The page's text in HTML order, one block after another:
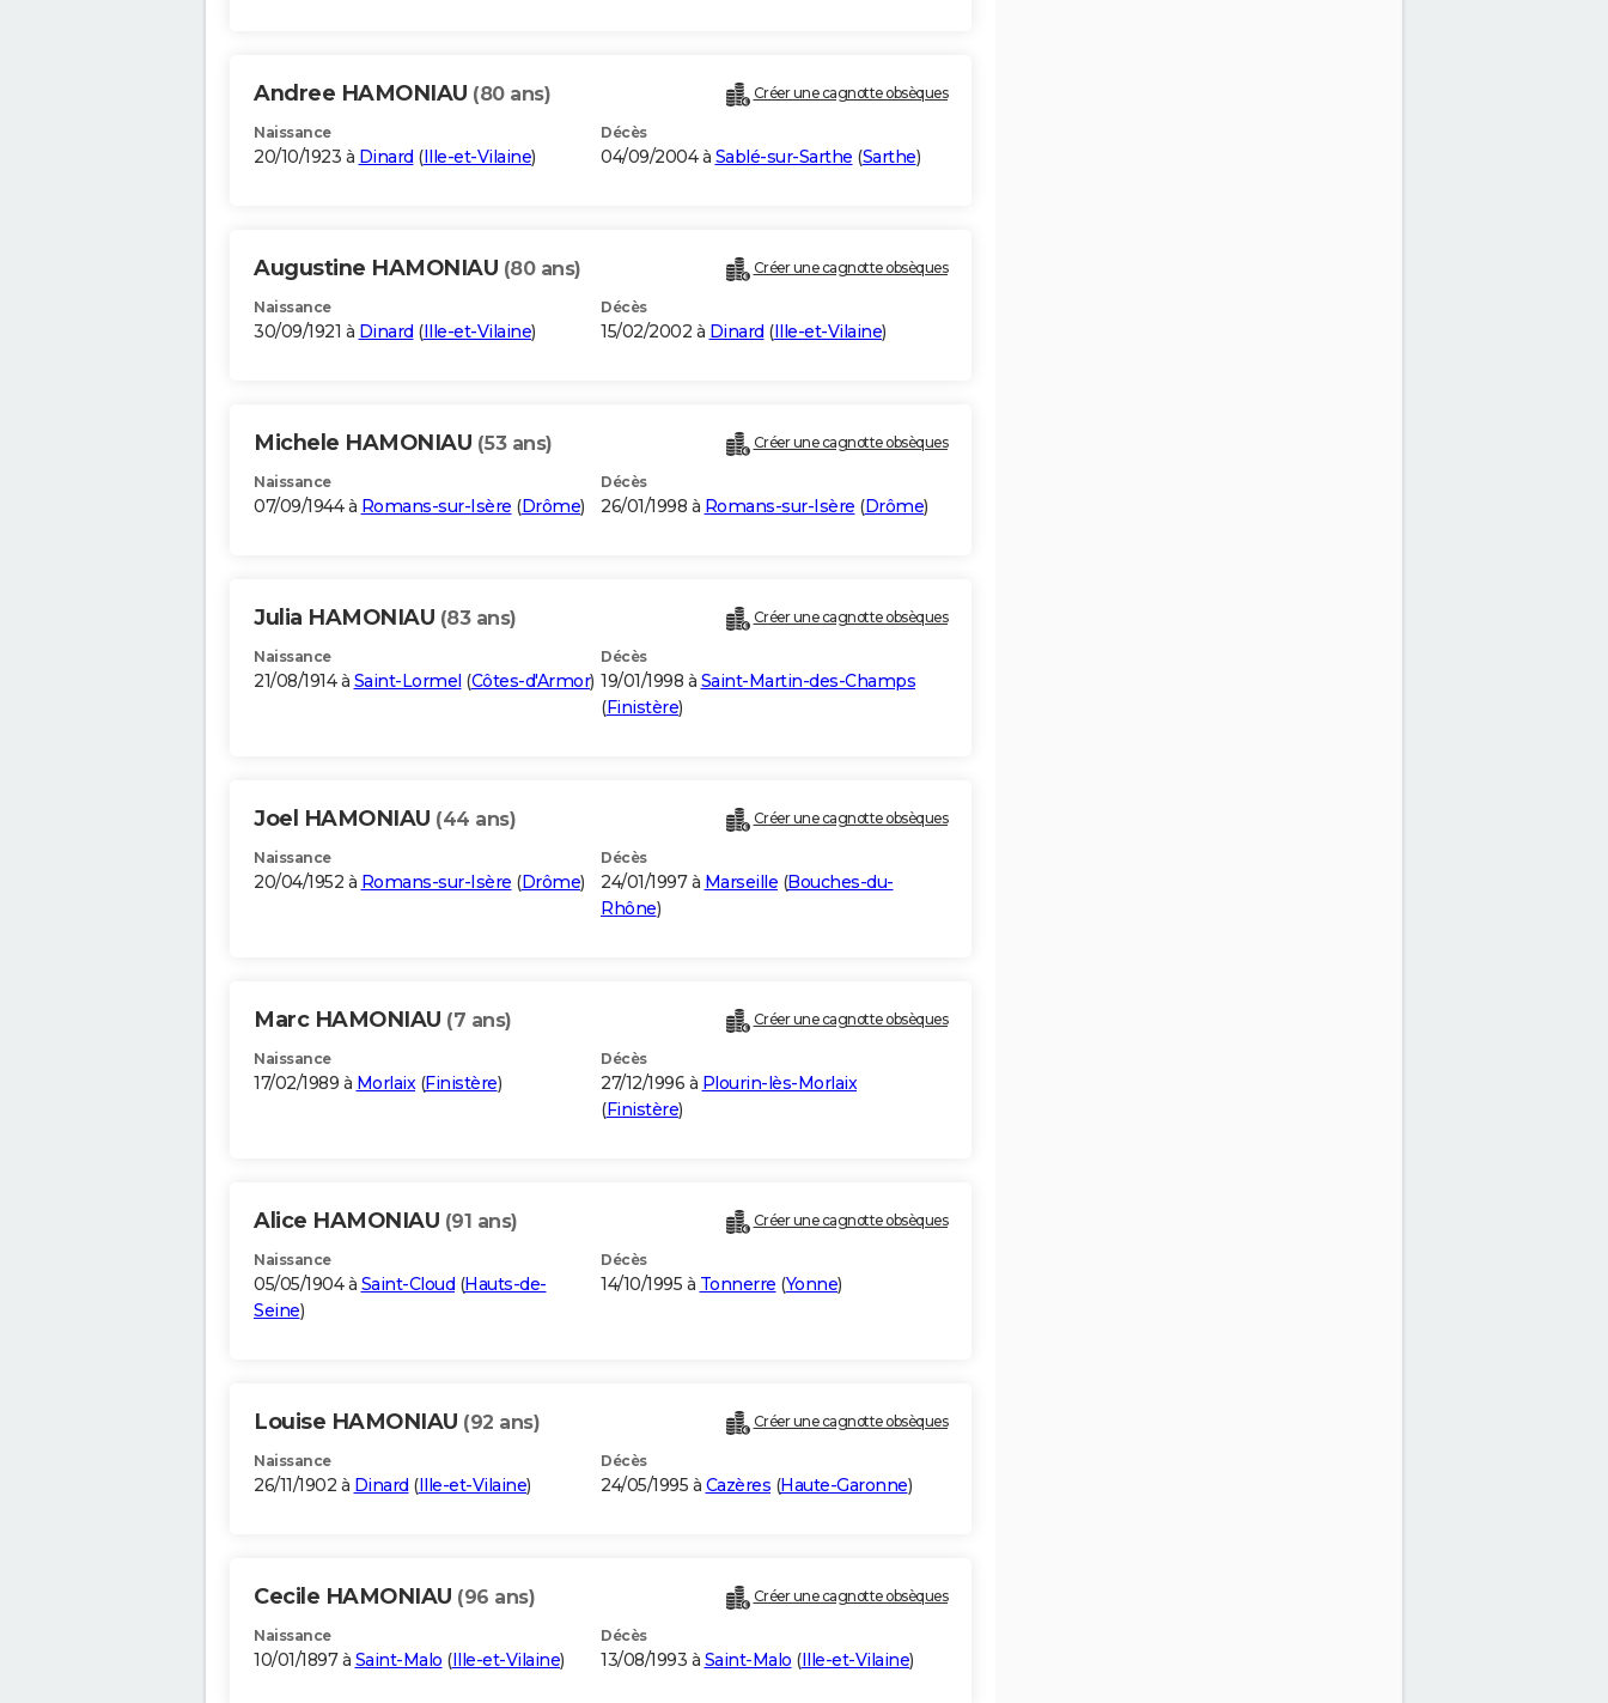
Andree HAMONIAU (80 ans) Créer une cagnotte obsèques
Naissance
20/10/1923 à Dinard (Ille-et-Vilaine)
Décès
04/09/2004 à Sablé-sur-Sarthe (Sarthe)
Augustine HAMONIAU (80 ans) Créer une cagnotte obsèques
Naissance
30/09/1921 à Dinard (Ille-et-Vilaine)
Décès
15/02/2002 à Dinard (Ille-et-Vilaine)
Michele HAMONIAU (53 ans) Créer une cagnotte obsèques
Naissance
07/09/1944 à Romans-sur-Isère (Drôme)
Décès
26/01/1998 à Romans-sur-Isère (Drôme)
Julia HAMONIAU (83 ans) Créer une cagnotte obsèques
Naissance
21/08/1914 à Saint-Lormel (Côtes-d'Armor)
Décès
19/01/1998 à Saint-Martin-des-Champs
(Finistère)
Joel HAMONIAU (44 ans) Créer une cagnotte obsèques
Naissance
20/04/1952 à Romans-sur-Isère (Drôme)
Décès
24/01/1997 à Marseille (Bouches-du-
Rhône)
Marc HAMONIAU (7 ans) Créer une cagnotte obsèques
Naissance
17/02/1989 à Morlaix(Finistère)
Décès
27/12/1996 à Plourin-lès-Morlaix
(Finistère)
Alice HAMONIAU (91 ans) Créer une cagnotte obsèques
Naissance
05/05/1904 à Saint-Cloud (Hauts-de-
Seine)
Décès
14/10/1995 à Tonnerre (Yonne)
Louise HAMONIAU (92 ans) Créer une cagnotte obsèques
Naissance
26/11/1902 à Dinard (Ille-et-Vilaine)
Décès
24/05/1995 à Cazères (Haute-Garonne)
Cecile HAMONIAU (96 ans) Créer une cagnotte obsèques
Naissance
10/01/1897 à Saint-Malo (Ille-et-Vilaine)
Décès
13/08/1993 à Saint-Malo (Ille-et-Vilaine)